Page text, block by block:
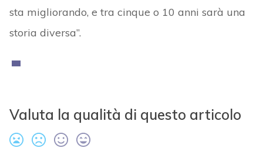
sta migliorando, e tra cinque o 10 anni sarà una
storia diversa”.
Valuta la qualità di questo articolo